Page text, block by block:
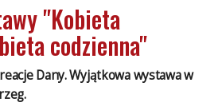
"Kobieta
codzienna"
Dany. Wyjątkowa wystawa w